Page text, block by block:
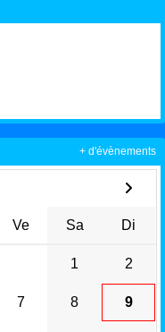
Ve Sa Di
1 2
7 8 9
+ d'évènements